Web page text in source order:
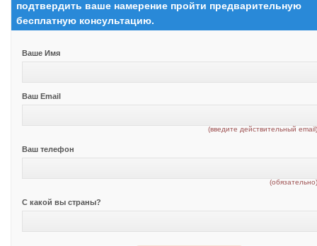
подтвердить ваше намерение пройти предварительную
бесплатную консультацию.
Ваше Имя
Ваш Email
(введите действительный
Ваш телефон
С какой вы страны?